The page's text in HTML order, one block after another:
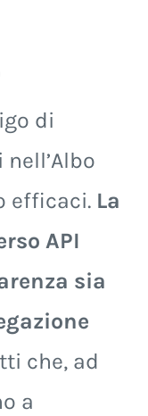
di
efficaci. La
API
sia
che, ad
a